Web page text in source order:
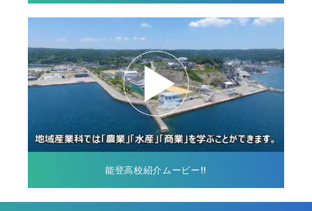
能登高校紹介ムービー!!